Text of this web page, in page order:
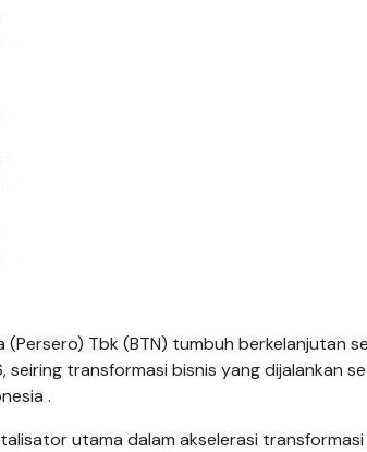
(Persero) Tbk (BTN) tumbuh berkelanjutan
transformasi bisnis yang dijalankan
.
utama dalam akselerasi transformasi